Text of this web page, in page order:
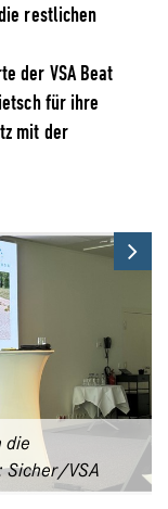
restlichen
der VSA Beat
für ihre
mit der
die
Sicher/VSA